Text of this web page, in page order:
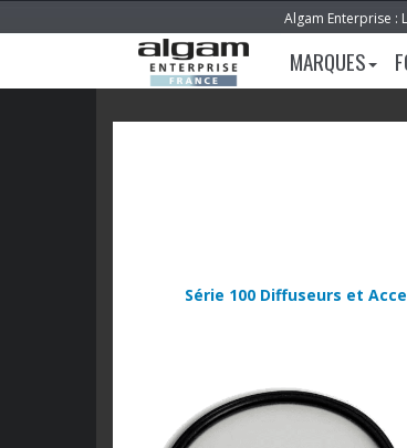
Algam Enterprise :
MARQUES
Série 100 Diffuseurs et